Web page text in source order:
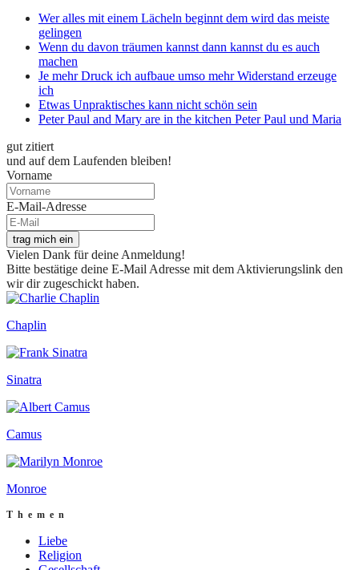
Wer alles mit einem Lächeln beginnt dem wird das meiste
gelingen
Wenn du davon träumen kannst dann kannst du es auch
machen
Je mehr Druck ich aufbaue umso mehr Widerstand erzeuge
ich
Etwas Unpraktisches kann nicht schön sein
Peter Paul and Mary are in the kitchen Peter Paul und Maria
gut zitiert
und auf dem Laufenden bleiben!
Vorname
E-Mail-Adresse
trag mich ein
Vielen Dank für deine Anmeldung!
Bitte bestätige deine E-Mail Adresse mit dem Aktivierungslink den
wir dir zugeschickt haben.
Chaplin
Sinatra
Camus
Monroe
Themen
Liebe
Religion